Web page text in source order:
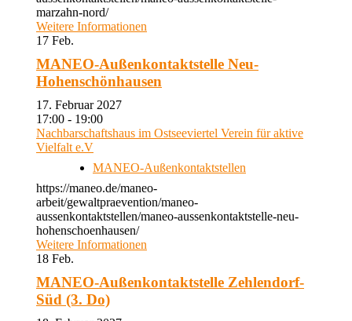
marzahn-nord/
Weitere Informationen
17 Feb.
MANEO-Außenkontaktstelle Neu-
Hohenschönhausen
17. Februar 2027
17:00 - 19:00
Nachbarschaftshaus im Ostseeviertel Verein für aktive
Vielfalt e.V
MANEO-Außenkontaktstellen
https://maneo.de/maneo-
arbeit/gewaltpraevention/maneo-
aussenkontaktstellen/maneo-aussenkontaktstelle-neu-
hohenschoenhausen/
Weitere Informationen
18 Feb.
MANEO-Außenkontaktstelle Zehlendorf-
Süd (3. Do)